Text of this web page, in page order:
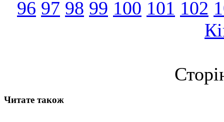
96 97 98 99 100 101 102
Читате також